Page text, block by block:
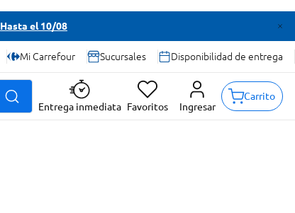
Hasta el 10/08
Mi Carrefour Sucursales Disponibilidad de entrega
Entrega inmediata Favoritos Ingresar
Carrito